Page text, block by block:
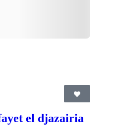
el djazairia